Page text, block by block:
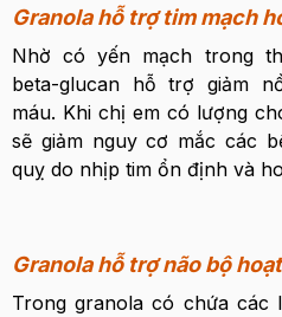
Granola hỗ trợ tim mạch
Nhờ có yến mạch trong
beta-glucan hỗ trợ giảm
máu. Khi chị em có lượng
sẽ giảm nguy cơ mắc các
quỵ do nhịp tim ổn định và
Granola hỗ trợ não bộ
Trong granola có chứa các